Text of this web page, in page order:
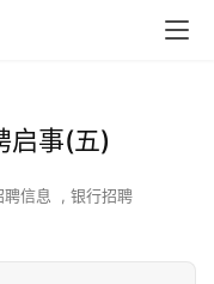
启事(五)
聘信息 , 银行招聘